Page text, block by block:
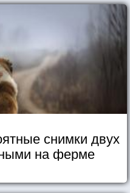
снимки двух
на ферме